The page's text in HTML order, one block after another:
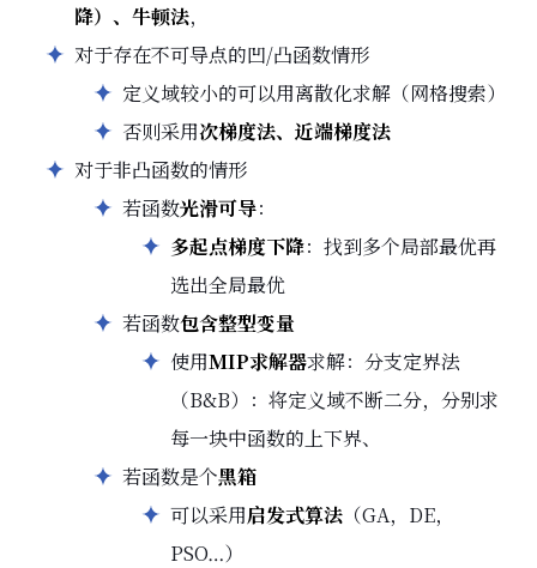
降）、牛顿法，
对于存在不可导点的凹/凸函数情形
定义域较小的可以用离散化求解（网格搜索）
否则采用次梯度法、近端梯度法
对于非凸函数的情形
若函数光滑可导：
多起点梯度下降：找到多个局部最优再
选出全局最优
若函数包含整型变量
使用MIP求解器求解：分支定界法
（B&B）：将定义域不断二分，分别求
每一块中函数的上下界、
若函数是个黑箱
可以采用启发式算法 （GA，DE，
PSO…）